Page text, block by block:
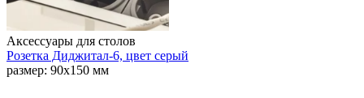
Аксессуары для столов
Розетка Диджитал-6, цвет серый
размер: 90х150 мм